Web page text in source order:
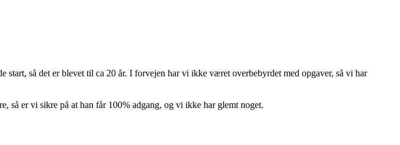
så det er blevet til ca 20 år. I forvejen har vi ikke været overbebyrdet med opgaver, så vi har
så er vi sikre på at han får 100% adgang, og vi ikke har glemt noget.